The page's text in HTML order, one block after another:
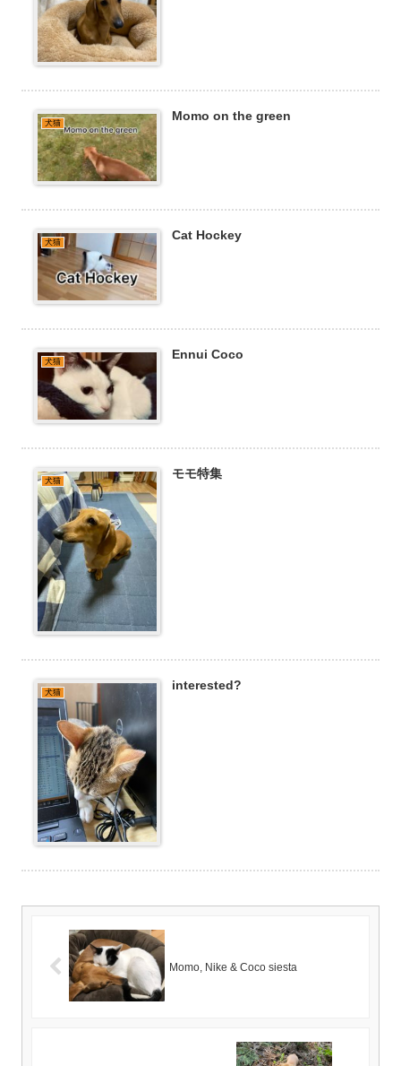
犬猫 Momo on the green
犬猫 Cat Hockey
犬猫 Ennui Coco
犬猫 モモ特集
犬猫 interested?
Momo, Nike & Coco siesta